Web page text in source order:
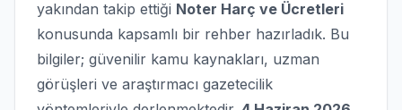
yakından takip ettiği Noter Harç ve Ücretleri
konusunda kapsamlı bir rehber hazırladık. Bu
bilgiler; güvenilir kamu kaynakları, uzman
görüşleri ve araştırmacı gazetecilik